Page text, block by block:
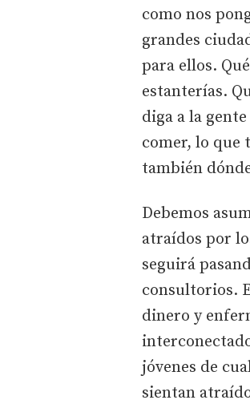
como nos
grandes
para ellos.
estanterías.
diga a la
comer, lo que
también
Debemos
atraídos por
seguirá
consultorios.
dinero y
jóvenes de
sientan